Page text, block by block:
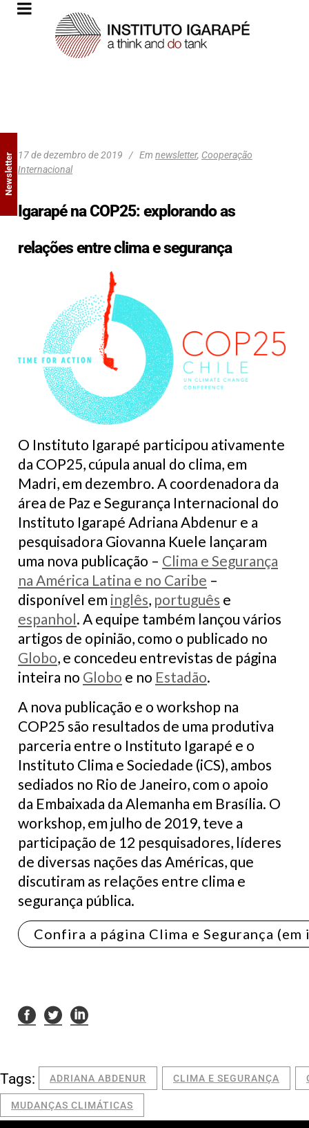
17 de dezembro de 2019 Em newsletter, Cooperação
Internacional
Igarapé na COP25: explorando as
relações entre clima e segurança
O Instituto Igarapé participou ativamente
da COP25, cúpula anual do clima, em
Madri, em dezembro. A coordenadora da
área de Paz e Segurança Internacional do
Instituto Igarapé Adriana Abdenur e a
pesquisadora Giovanna Kuele lançaram
uma nova publicação – Clima e Segurança
na América Latina e no Caribe –
disponível em inglês, português e
espanhol. A equipe também lançou vários
artigos de opinião, como o publicado no
Globo, e concedeu entrevistas de página
inteira no Globo e no Estadão.
A nova publicação e o workshop na
COP25 são resultados de uma produtiva
parceria entre o Instituto Igarapé e o
Instituto Clima e Sociedade (iCS), ambos
sediados no Rio de Janeiro, com o apoio
da Embaixada da Alemanha em Brasília. O
workshop, em julho de 2019, teve a
participação de 12 pesquisadores, líderes
de diversas nações das Américas, que
discutiram as relações entre clima e
segurança pública.
Confira a página Clima e Segurança (em
Tags: ADRIANA ABDENUR CLIMA E SEGURANÇA
MUDANÇAS CLIMÁTICAS
Newsletter